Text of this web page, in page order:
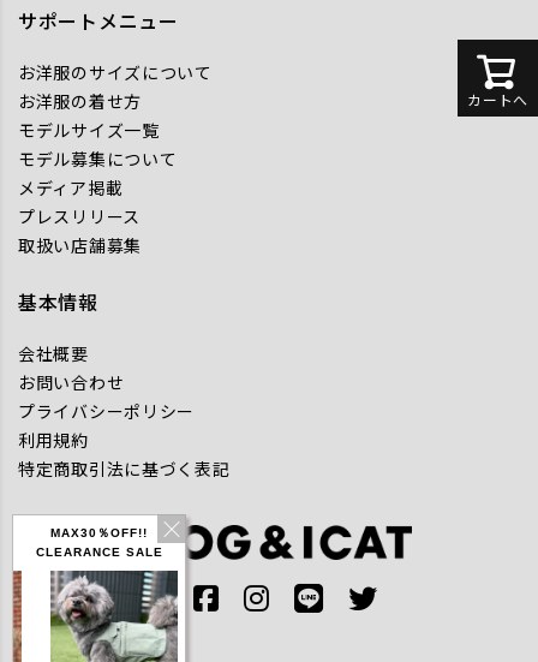
MAX30％OFF!!
CLEARANCE SALE
カートへ
サポートメニュー
お洋服のサイズについて
お洋服の着せ方
モデルサイズ一覧
モデル募集について
メディア掲載
プレスリリース
取扱い店舗募集
基本情報
会社概要
お問い合わせ
プライバシーポリシー
利用規約
特定商取引法に基づく表記